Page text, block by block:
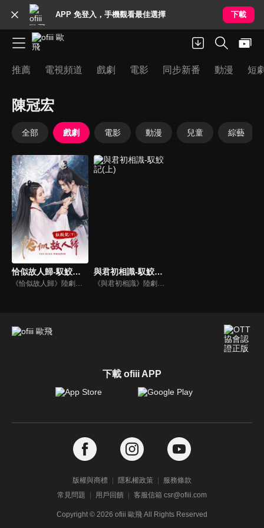
APP 免登入，手機觀看最佳選擇 下載
推薦 電視頻道 戲劇 電影 同步新番 動漫 短
陳冠宏
全部 戲劇 電影 動漫 兒童 綜藝
恰似故人歸-馭鮫記(下)
《恰似故人歸》陸劇線上看。《馭鮫記》的下部。長意（任嘉倫）將紀雲禾（迪麗熱巴）囚禁在自己身邊。為化解萬花谷與北淵的恩怨，雲禾散盡最後的靈力，用生命救下寒霜發作的所有萬花谷御靈師。仙師與順德仙姬（郭曉婷）為一己私慾，意圖毀滅世間，長意與雲禾共同肩負起責任…
與君初相識-馭鮫記(上)
《與君初相識》陸劇線上看。《馭鮫記》上部。東海鮫人長意（任嘉倫）在海上救了遭遇危險的順德仙姬，善良的長意將其送回時，卻反遭暗算囚禁在萬花谷。萬花谷護法兼御靈師紀雲禾（迪麗熱巴）為了自由決定爭取馴服長意的機會，在馴服過程中產生情愫。二人一仙一妖的愛戀，能否衝破束縛？
下載 ofiii APP
版權與商標 隱私權政策
服務條款
常見問題
用戶回饋 客服信箱 csr@ofiii.com
Copyright © 2026 ofiii 歐飛 All Rights Reserved